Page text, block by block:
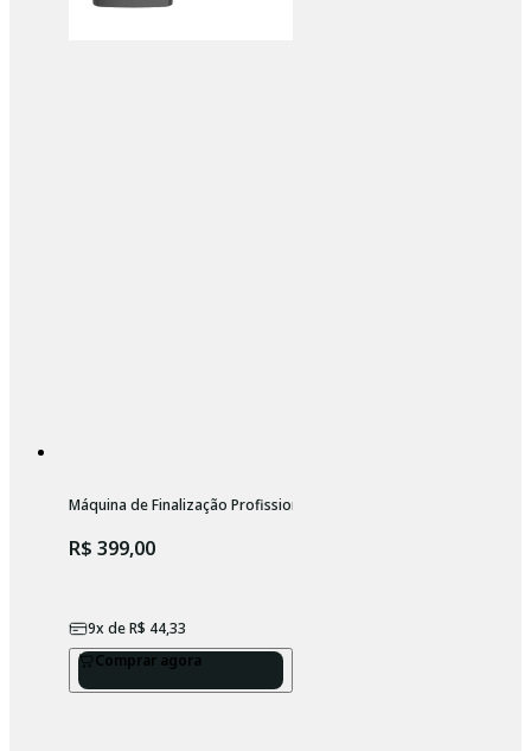
Máquina de Finalização Profissional Sem Fio Wahl Micro Power
R$ 399,00
9x deR$ 44,33
Comprar agora